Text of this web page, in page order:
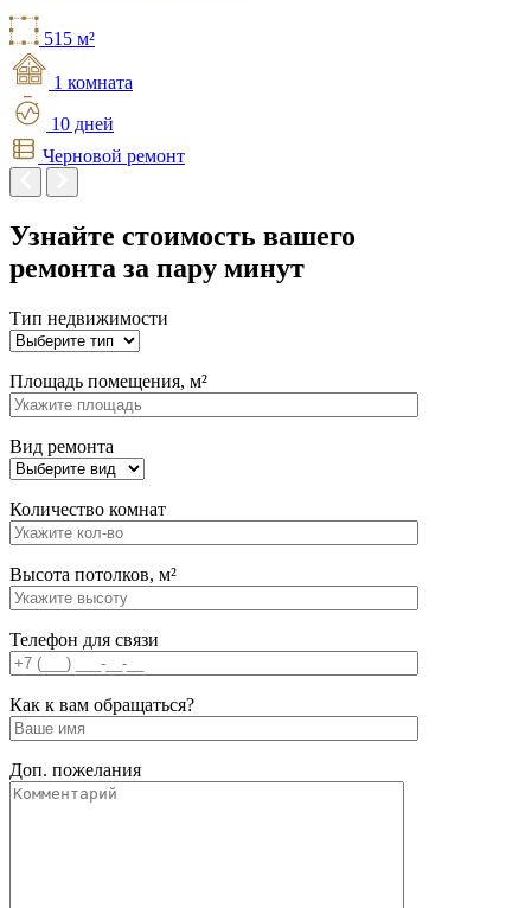
515 м²
1 комната
10 дней
Черновой ремонт
Узнайте стоимость вашего
ремонта за пару минут
Тип недвижимости
Площадь помещения, м²
Вид ремонта
Количество комнат
Высота потолков, м²
Телефон для связи
Как к вам обращаться?
Доп. пожелания